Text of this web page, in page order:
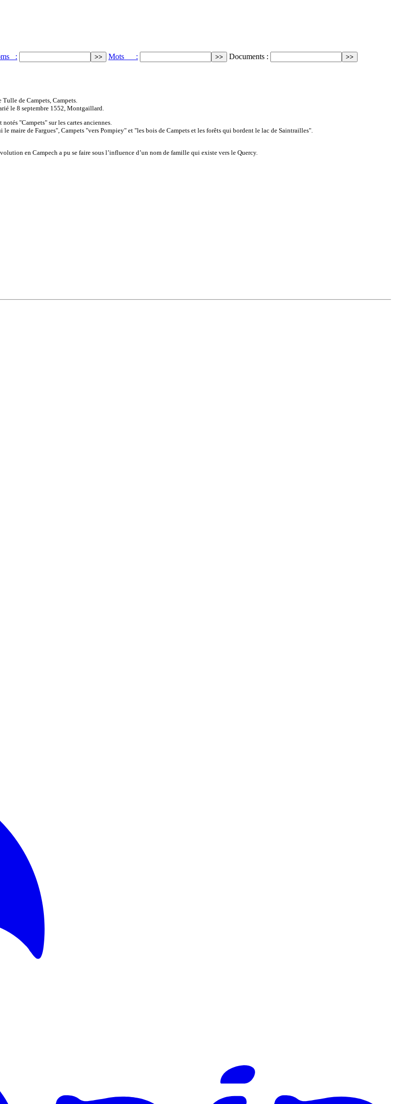
: Mots : Documents :
Tulle de Campets, Campets.
le 8 septembre 1552, Montgaillard.
notés "Campets" sur les cartes anciennes.
le maire de Fargues", Campets "vers Pompiey" et "les bois de Campets et les forêts qui bordent le lac de Saintrailles".
en Campech a pu se faire sous l’influence d’un nom de famille qui existe vers le Quercy.